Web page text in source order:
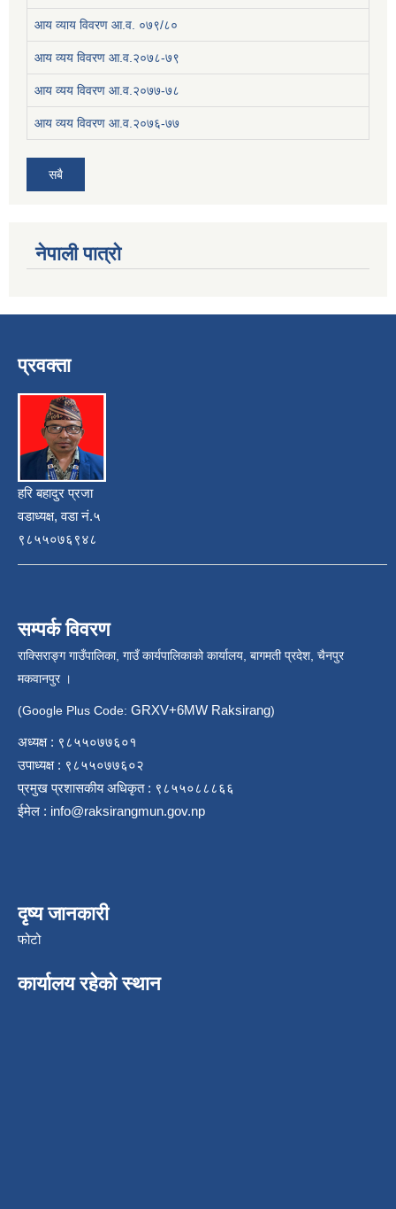
आय व्याय विवरण आ.व. ०७९/८०
आय व्यय विवरण आ.व.२०७८-७९
आय व्यय विवरण आ.व.२०७७-७८
आय व्यय विवरण आ.व.२०७६-७७
सबै
नेपाली पात्रो
प्रवक्ता
हरि बहादुर प्रजा
वडाध्यक्ष, वडा नं.५
९८५५०७६९४८
सम्पर्क विवरण
राक्सिराङ्ग गाउँपालिका, गाउँ कार्यपालिकाको कार्यालय, बागमती प्रदेश, चैनपुर
मकवानपुर ।
(Google Plus Code: GRXV+6MW Raksirang)
अध्यक्ष : ९८५५०७७६०१
उपाध्यक्ष : ९८५५०७७६०२
प्रमुख प्रशासकीय अधिकृत : ९८५५०८८८६६
ईमेल : info@raksirangmun.gov.np
दृष्य जानकारी
फोटो
कार्यालय रहेको स्थान